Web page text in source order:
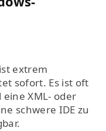
ist extrem
sofort. Es ist oft
XML- oder
schwere IDE zu